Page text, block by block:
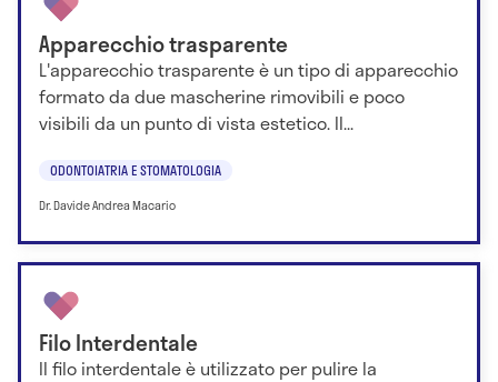
Apparecchio trasparente
L'apparecchio trasparente è un tipo di apparecchio
formato da due mascherine rimovibili e poco
visibili da un punto di vista estetico. Il...
ODONTOIATRIA E STOMATOLOGIA
Dr. Davide Andrea Macario
Filo Interdentale
Il filo interdentale è utilizzato per pulire la